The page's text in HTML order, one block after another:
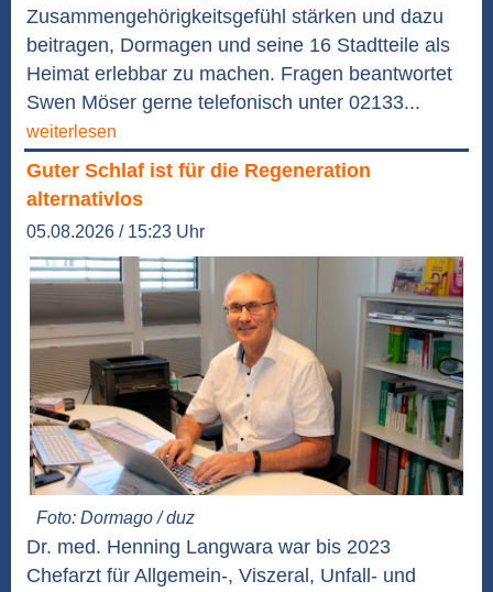
Zusammengehörigkeitsgefühl stärken und dazu
beitragen, Dormagen und seine 16 Stadtteile als
Heimat erlebbar zu machen. Fragen beantwortet
Swen Möser gerne telefonisch unter 02133...
weiterlesen
Guter Schlaf ist für die Regeneration
alternativlos
05.08.2026 / 15:23 Uhr
Foto: Dormago / duz
Dr. med. Henning Langwara war bis 2023
Chefarzt für Allgemein-, Viszeral, Unfall- und